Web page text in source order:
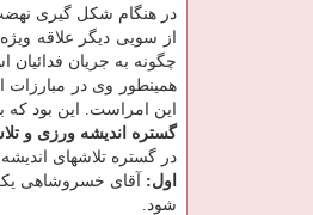
در هنگام شكل گیری
از سویی دیگر علاقه
چگونه به جریان فدائیان
همینطور وی در مبارزات
این امراست. این بود كه
گستره اندیشه ورزی و
در گستره تلاشهای
اول:
آقای خسروشاهی
شود.